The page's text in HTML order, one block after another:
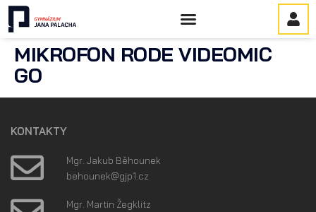
MIKROFON RODE VIDEOMIC
GO
KONTAKTY
Mgr. Jakub Běhounek
behounek@gjp1.cz
Mgr. Martin Žegklitz